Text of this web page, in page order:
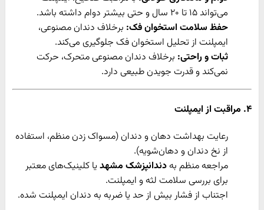
می‌تواند ۱۵ تا ۲۰ سال و حتی بیشتر دوام داشته باشد.
حفظ سلامت استخوان فک: برخلاف دندان مصنوعی،
ایمپلنت از تحلیل استخوان فک جلوگیری می‌کند.
ثبات و راحتی: برخلاف دندان مصنوعی متحرک، حرکت
نمی‌کند و قدرت جویدن طبیعی دارد.
۴. مراقبت از ایمپلنت
رعایت بهداشت دهان و دندان (مسواک زدن منظم، استفاده
از نخ دندان و دهان‌شویه).
مراجعه منظم بهدندانپزشک مشهد یا کلینیک‌های معتبر
برای بررسی سلامت لثه و ایمپلنت.
اجتناب از فشار بیش از حد یا ضربه به دندان ایمپلنت شده.